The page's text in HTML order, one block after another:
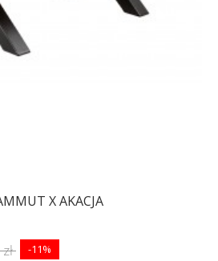
X AKACJA
-11%